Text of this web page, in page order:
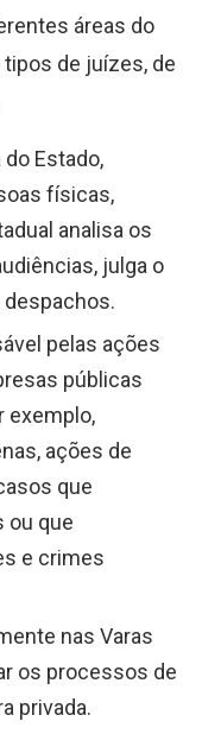
áreas do
de juízes, de
Estado,
físicas,
analisa os
julga o
pelas ações
públicas
exemplo,
ações de
que
ou que
e crimes
nas Varas
os processos de
privada.